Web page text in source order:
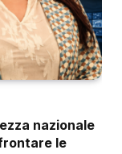
nazionale
le